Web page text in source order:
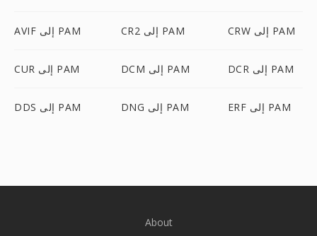
AVIF إلى PAM CR2 إلى PAM CRW إلى PAM
CUR إلى PAM DCM إلى PAM DCR إلى PAM
DDS إلى PAM DNG إلى PAM ERF إلى PAM
About